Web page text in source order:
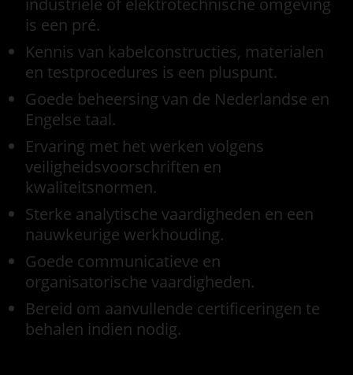
industriële of elektrotechnische omgeving
is een pré.
Kennis van kabelconstructies, materialen
en testprocedures is een pluspunt.
Goede beheersing van de Nederlandse en
Engelse taal.
Ervaring met het werken volgens
veiligheidsvoorschriften en
kwaliteitsnormen.
Sterke analytische vaardigheden en een
nauwkeurige werkhouding.
Goede communicatieve en
organisatorische vaardigheden.
Bereid om aanvullende certificeringen te
behalen indien nodig.